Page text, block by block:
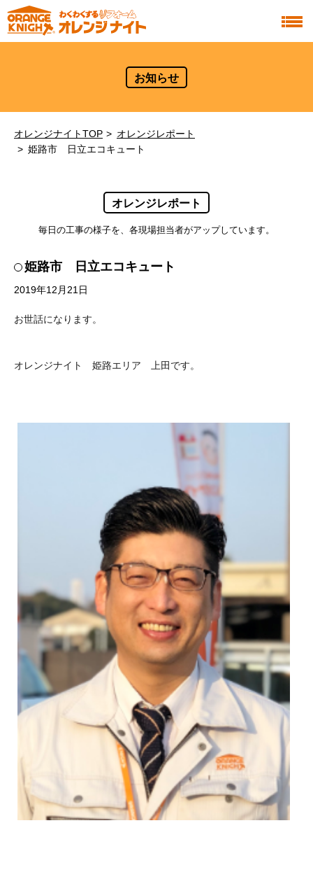
お知らせ
オレンジナイトTOP
オレンジレポート
姫路市 日立エコキュート
オレンジレポート
毎日の工事の様子を、各現場担当者がアップしています。
姫路市 日立エコキュート
2019年12月21日
お世話になります。
オレンジナイト 姫路エリア 上田です。